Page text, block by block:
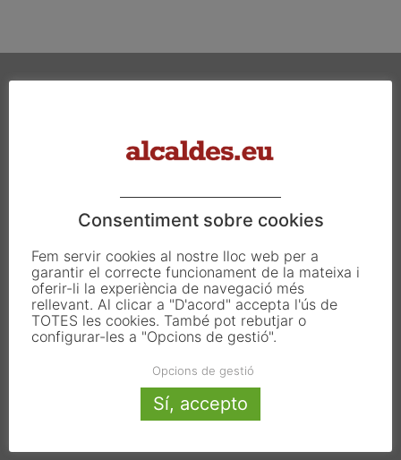
Carrer Francesc Carbonell 46-48
T. 933 390 812
info@alcaldes.eu
Amb la col·laboració de:
Consentiment sobre cookies
Fem servir cookies al nostre lloc web per a
garantir el correcte funcionament de la mateixa i
oferir-li la experiència de navegació més
rellevant. Al clicar a "D'acord" accepta l'ús de
TOTES les cookies. També pot rebutjar o
configurar-les a "Opcions de gestió".
Opcions de gestió
Sí, accepto